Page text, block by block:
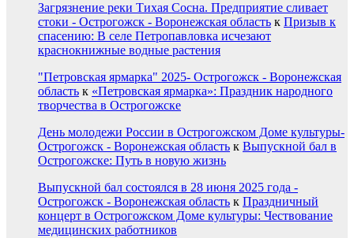
Загрязнение реки Тихая Сосна. Предприятие сливает
стоки - Острогожск - Воронежская область к Призыв к
спасению: В селе Петропавловка исчезают
краснокнижные водные растения
"Петровская ярмарка" 2025- Острогожск - Воронежская
область к «Петровская ярмарка»: Праздник народного
творчества в Острогожске
День молодежи России в Острогожском Доме культуры-
Острогожск - Воронежская область к Выпускной бал в
Острогожске: Путь в новую жизнь
Выпускной бал состоялся в 28 июня 2025 года -
Острогожск - Воронежская область к Праздничный
концерт в Острогожском Доме культуры: Чествование
медицинских работников